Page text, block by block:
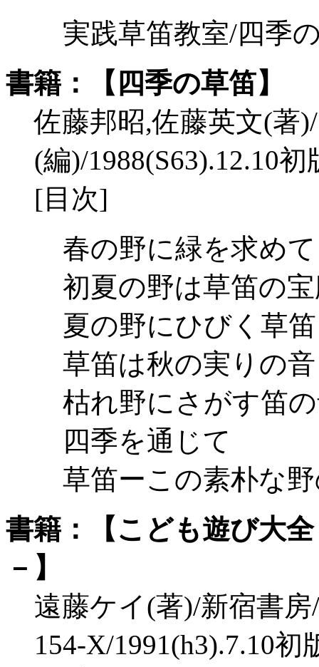
実践草笛教室/四季
書籍：【四季の草笛】
佐藤邦昭,佐藤英文(著
(編)/1988(S63).12.10初
[目次]
春の野に緑を求めて
初夏の野は草笛の
夏の野にひびく草笛
草笛は秋の実りの音
枯れ野にさがす笛
四季を通じて
草笛ーこの素朴な
書籍：【こども遊び大
－】
遠藤ケイ(著)/新宿書房
154-X/1991(h3).7.10初